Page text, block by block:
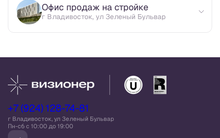
Офис продаж на стройке
г Владивосток, ул Зеленый Бульвар
+7 (924) 128-74-81
г Владивосток, ул Зеленый Бульвар
Пн-сб c 10:00 до 19:00